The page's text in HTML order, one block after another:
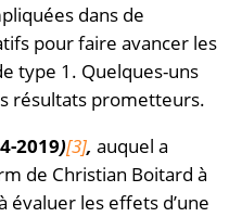
dans de
pour faire avancer les
type 1. Quelques-uns
résultats prometteurs.
2019)[3], auquel a
de Christian Boitard à
évaluer les effets d’une